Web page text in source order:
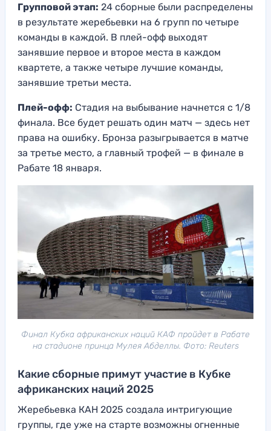
Групповой этап: 24 сборные были распределены
в результате жеребьевки на 6 групп по четыре
команды в каждой. В плей-офф выходят
занявшие первое и второе места в каждом
квартете, а также четыре лучшие команды,
занявшие третьи места.
Плей-офф: Стадия на выбывание начнется с 1/8
финала. Все будет решать один матч — здесь нет
права на ошибку. Бронза разыгрывается в матче
за третье место, а главный трофей — в финале в
Рабате 18 января.
Финал Кубка африканских наций КАФ пройдет в Рабате
на стадионе принца Мулея Абделлы. Фото: Reuters
Какие сборные примут участие в Кубке
африканских наций 2025
Жеребьевка КАН 2025 создала интригующие
группы, где уже на старте возможны огненные